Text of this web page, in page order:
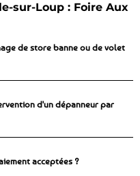
sur-Loup : Foire Aux
de store banne ou de volet
d'un dépanneur par
acceptées ?